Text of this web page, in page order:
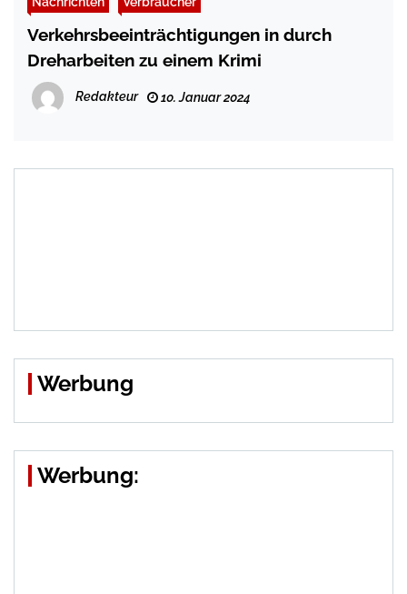
Verkehrsbeeinträchtigungen in durch
Dreharbeiten zu einem Krimi
Redakteur 10. Januar 2024
Werbung
Werbung: